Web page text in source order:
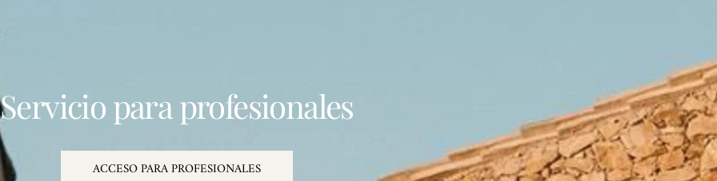
Servicio para profesionales
ACCESO PARA PROFESIONALES